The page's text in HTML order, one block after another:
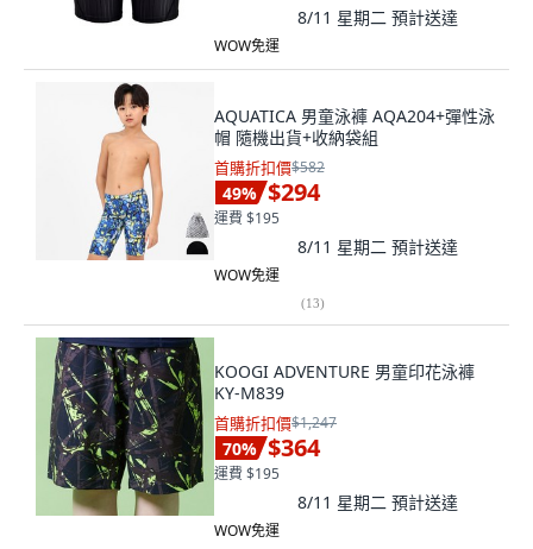
8/11 星期二 預計送達
WOW免運
AQUATICA 男童泳褲 AQA204+彈性泳
帽 隨機出貨+收納袋組
首購折扣價$582
49% $294
運費 $195
8/11 星期二 預計送達
WOW免運
(13)
KOOGI ADVENTURE 男童印花泳褲
KY-M839
首購折扣價$1,247
70% $364
運費 $195
8/11 星期二 預計送達
WOW免運